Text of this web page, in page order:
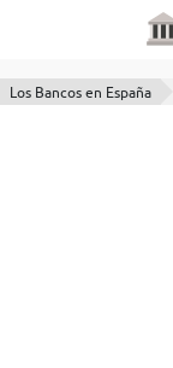
Los Bancos en España